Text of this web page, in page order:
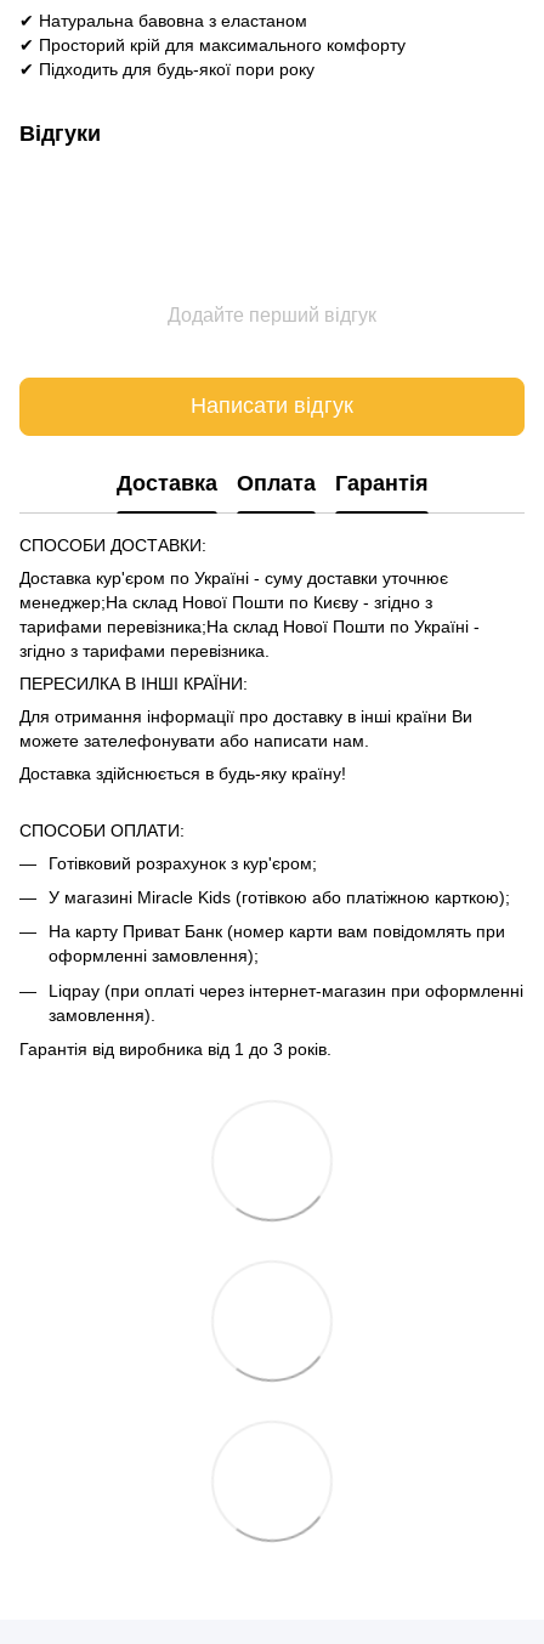
✔ Натуральна бавовна з еластаном
✔ Просторий крій для максимального комфорту
✔ Підходить для будь-якої пори року
Відгуки
Додайте перший відгук
Написати відгук
Доставка Оплата Гарантія
СПОСОБИ ДОСТАВКИ:
Доставка кур'єром по Україні - суму доставки уточнює
менеджер;На склад Нової Пошти по Києву - згідно з
тарифами перевізника;На склад Нової Пошти по Україні -
згідно з тарифами перевізника
ПЕРЕСИЛКА В ІНШІ КРАЇНИ:
Для отримання інформації про доставку в інші країни Ви
можете зателефонувати або написати нам.
Доставка здійснюється в будь-яку країну!
СПОСОБИ ОПЛАТИ:
Готівковий розрахунок з кур'єром;
У магазині Miracle Kids (готівкою або платіжною карткою);
На карту Приват Банк (номер карти вам повідомлять при
оформленні замовлення);
Liqpay (при оплаті через інтернет-магазин при оформленні
замовлення).
Гарантія від виробника від 1 до 3 років.